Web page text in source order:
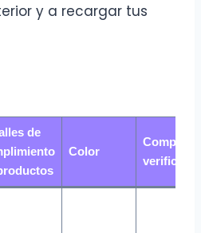
y a recargar tus
de
Color
Compra
verificada